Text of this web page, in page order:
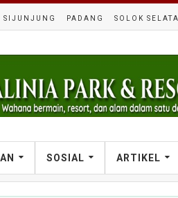
SIJUNJUNG PADANG SOLOK
SOSIAL ARTIKEL